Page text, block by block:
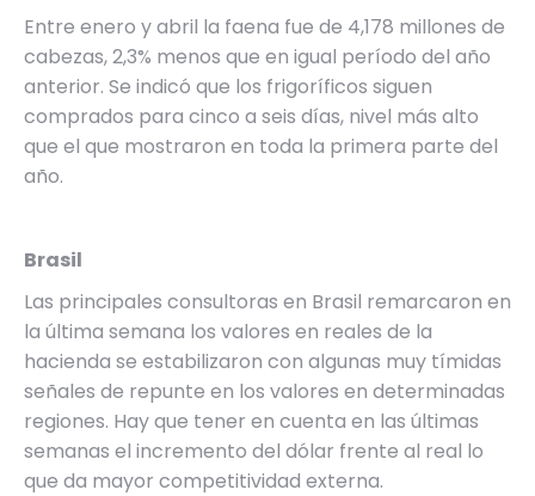
Entre enero y abril la faena fue de 4,178 millones de
cabezas, 2,3% menos que en igual período del año
anterior. Se indicó que los frigoríficos siguen
comprados para cinco a seis días, nivel más alto
que el que mostraron en toda la primera parte del
año.
Brasil
Las principales consultoras en Brasil remarcaron en
la última semana los valores en reales de la
hacienda se estabilizaron con algunas muy tímidas
señales de repunte en los valores en determinadas
regiones. Hay que tener en cuenta en las últimas
semanas el incremento del dólar frente al real lo
que da mayor competitividad externa.